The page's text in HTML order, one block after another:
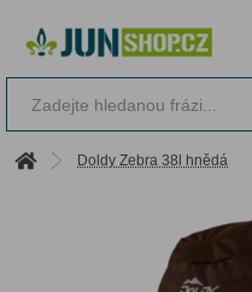
Doldy Zebra 38l hnědá